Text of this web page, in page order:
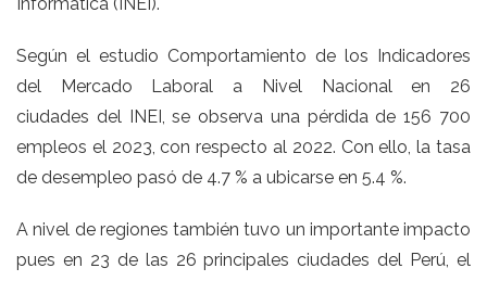
Informática (INEI).
Según el estudio Comportamiento de los Indicadores
del Mercado Laboral a Nivel Nacional en 26
ciudades del INEI, se observa una pérdida de 156 700
empleos el 2023, con respecto al 2022. Con ello, la tasa
de desempleo pasó de 4.7 % a ubicarse en 5.4 %.
A nivel de regiones también tuvo un importante impacto
pues en 23 de las 26 principales ciudades del Perú, el